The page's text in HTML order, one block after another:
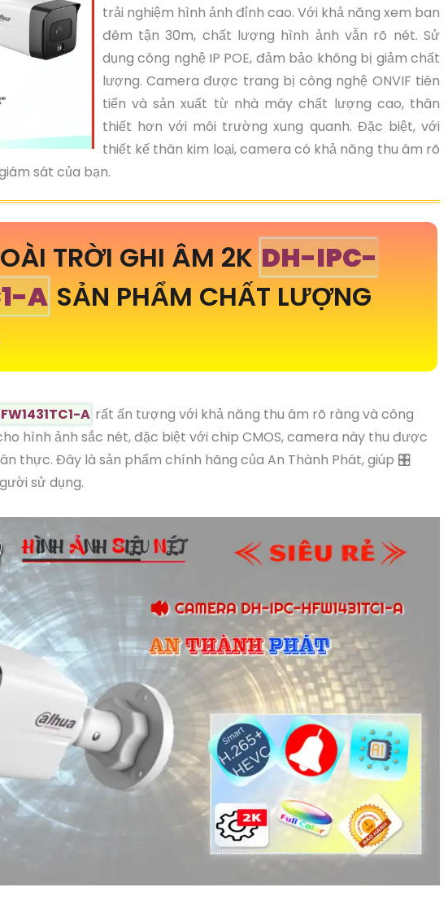
trải nghiệm hình ảnh đỉnh cao. Với khả năng xem ban
đêm tận 30m, chất lượng hình ảnh vẫn rõ nét. Sử
dụng công nghệ IP POE, đảm bảo không bị giảm chất
lượng. Camera được trang bị công nghệ ONVIF tiên
tiến và sản xuất từ nhà máy chất lượng cao, thân
thiết hơn với môi trường xung quanh. Đặc biệt, với
thiết kế thân kim loại, camera có khả năng thu âm rõ
sát của bạn.
TRỜI GHI ÂM 2K DH-IPC-
A SẢN PHẨM CHẤT LƯỢNG
A rất ấn tượng với khả năng thu âm rõ ràng và công
hình ảnh sắc nét, đặc biệt với chip CMOS, camera này thu được
thực. Đây là sản phẩm chính hãng của An Thành Phát, giúp 🎛
sử dụng.